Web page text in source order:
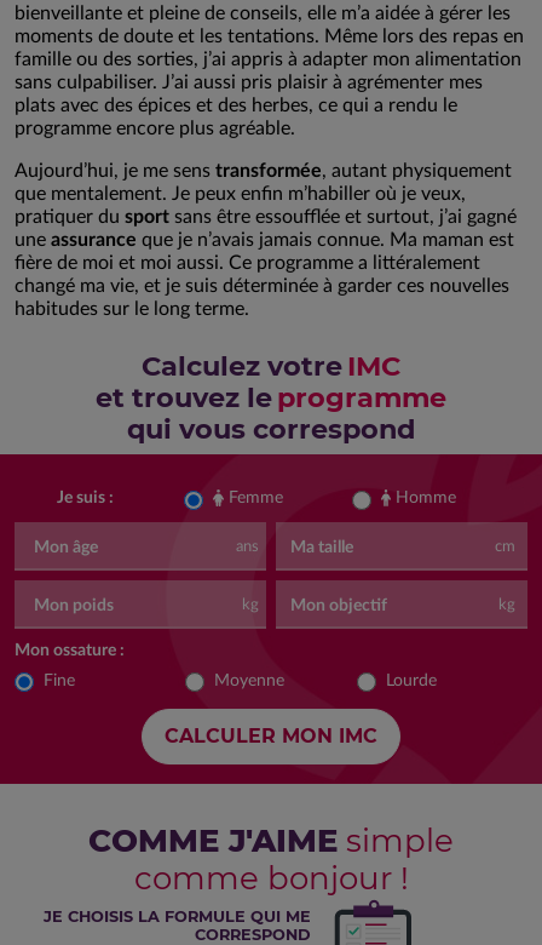
bienveillante et pleine de conseils, elle m’a aidée à gérer les
moments de doute et les tentations. Même lors des repas en
famille ou des sorties, j’ai appris à adapter mon alimentation
sans culpabiliser. J’ai aussi pris plaisir à agrémenter mes
plats avec des épices et des herbes, ce qui a rendu le
programme encore plus agréable.
Aujourd’hui, je me sens transformée, autant physiquement
que mentalement. Je peux enfin m’habiller où je veux,
pratiquer du sport sans être essoufflée et surtout, j’ai gagné
une assurance que je n’avais jamais connue. Ma maman est
fière de moi et moi aussi. Ce programme a littéralement
changé ma vie, et je suis déterminée à garder ces nouvelles
habitudes sur le long terme.
Calculez votre IMC
et trouvez leprogramme
qui vous correspond
Je suis : Femme Homme
Mon âge ans Ma taille cm
Mon poids kg Mon objectif kg
Mon ossature :
Fine Moyenne Lourde
COMME J'AIME simple
comme bonjour !
JE CHOISIS LA FORMULE QUI ME
CORRESPOND